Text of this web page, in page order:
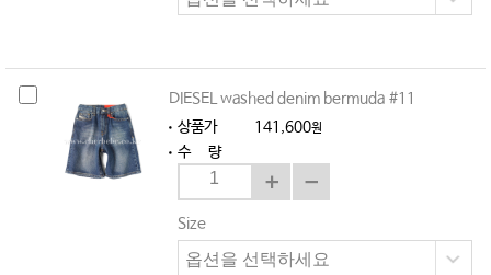
DIESEL washed denim bermuda #11
상품가
141,600원
수 량
Size